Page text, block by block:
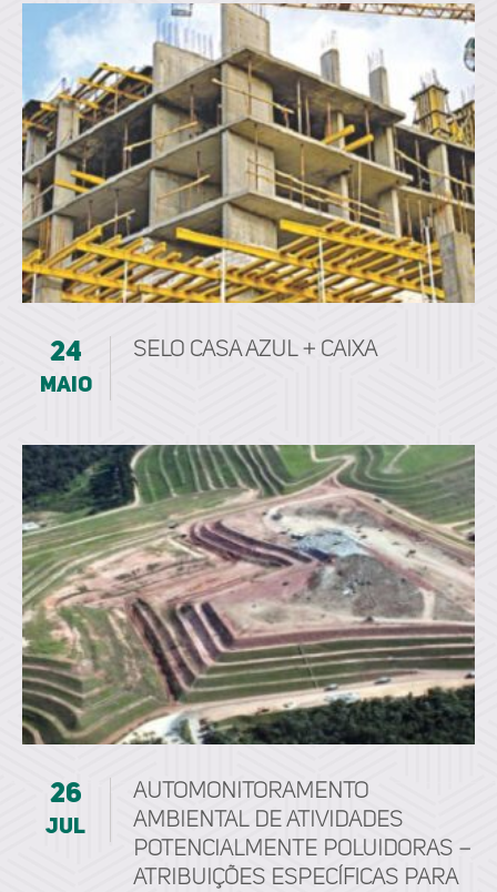
24
maio
Selo Casa Azul + Caixa
26
jul
Automonitoramento
ambiental de atividades
potencialmente poluidoras –
Atribuições específicas para